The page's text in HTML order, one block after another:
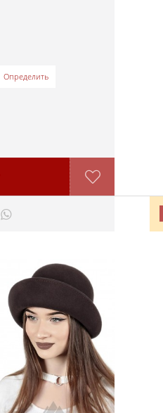
Определить